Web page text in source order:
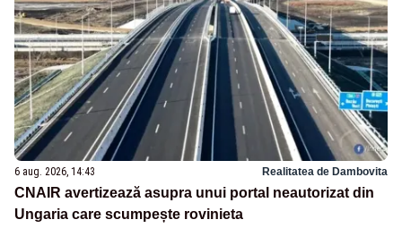
6 aug. 2026, 14:43 Realitatea de Dambovita
CNAIR avertizează asupra unui portal neautorizat din
Ungaria care scumpește rovinieta